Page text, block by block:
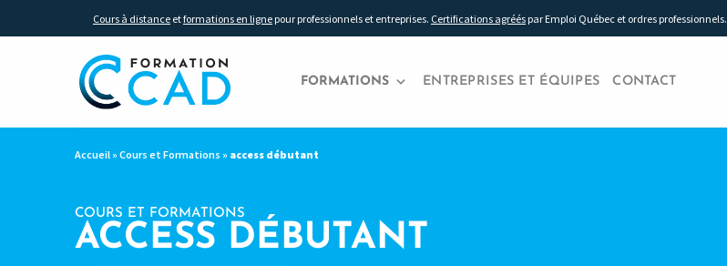
Cours à distance etformations en ligne pour professionnels et entreprises. Certifications agréés par Emploi Québec et ordres professionnels.
FORMATIONS ENTREPRISES ET ÉQUIPES CONTACT
Accueil » Cours et Formations » access débutant
COURS ET FORMATIONS
ACCESS DÉBUTANT